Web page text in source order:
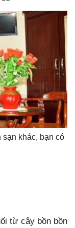
sạn khác, bạn có
từ cây bồn bồn